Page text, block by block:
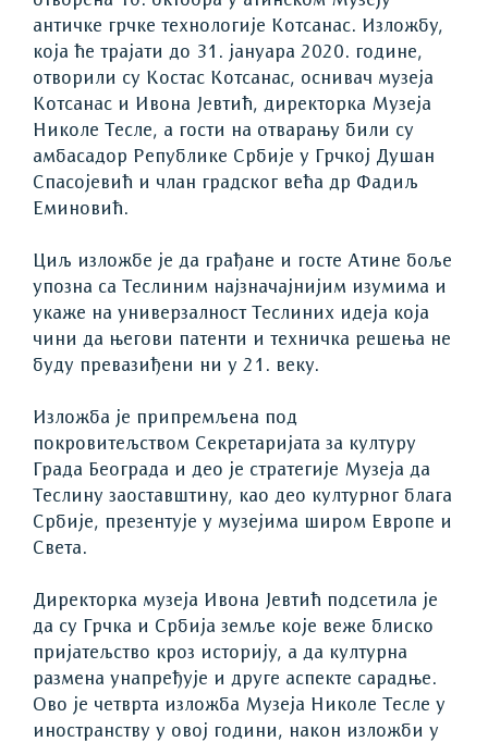
античке грчке технологије Котсанас. Изложбу,
која ће трајати до 31. јануара 2020. године,
отворили су Костас Котсанас, оснивач музеја
Котсанас и Ивона Јевтић, директорка Музеја
Николе Тесле, а гости на отварању били су
амбасадор Републике Србије у Грчкој Душан
Спасојевић и члан градског већа др Фадиљ
Еминовић.
Циљ изложбе је да грађане и госте Атине боље
упозна са Теслиним најзначајнијим изумима и
укаже на универзалност Теслиних идеја која
чини да његови патенти и техничка решења не
буду превазиђени ни у 21. веку.
Изложба је припремљена под
покровитељством Секретаријата за културу
Града Београда и део је стратегије Музеја да
Теслину заоставштину, као део културног блага
Србије, презентује у музејима широм Европе и
Света.
Директорка музеја Ивона Јевтић подсетила је
да су Грчка и Србија земље које веже блиско
пријатељство кроз историју, а да културна
размена унапређује и друге аспекте сарадње.
Ово је четврта изложба Музеја Николе Тесле у
иностранству у овој години, након изложби у